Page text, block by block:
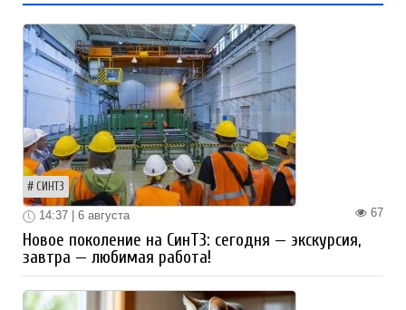
СИНТЗ
67
14:37 | 6 августа
Новое поколение на СинТЗ: сегодня — экскурсия,
завтра — любимая работа!